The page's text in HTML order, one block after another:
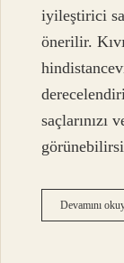
iyileştirici
önerilir.
saçlarınızı
Devamını